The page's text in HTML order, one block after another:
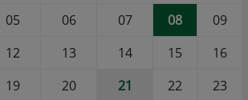
05 06 07 08
09
12 13 14 15
16
19 20 21 22
23